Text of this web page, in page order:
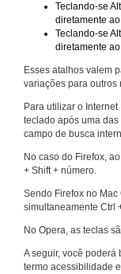
Teclando-se
diretamente
Teclando-se
diretamente
Esses atalhos valem
variações para outros
Para utilizar o
teclado após uma
campo de busca
No caso do Firefox,
+ Shift + número.
Sendo Firefox no Mac
simultaneamente Ctrl
No Opera, as teclas
A seguir, você
termo acessibilidade